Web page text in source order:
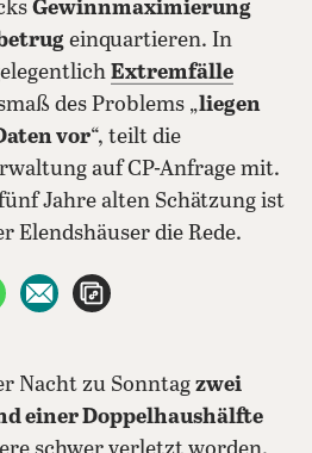
Gewinnmaximierung
einquartieren. In
Extremfälle
des Problems „liegen
vor“, teilt die
auf CP-Anfrage mit.
Jahre alten Schätzung ist
Elendshäuser die Rede.
teilen
teilen
per WhatsApp teilen
per E-Mail teilen
Nacht zu Sonntag zwei
einer Doppelhaushälfte